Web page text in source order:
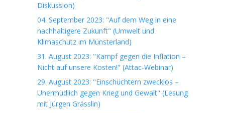
Diskussion)
04. September 2023: "Auf dem Weg in eine
nachhaltigere Zukunft" (Umwelt und
Klimaschutz im Münsterland)
31. August 2023: "Kampf gegen die Inflation –
Nicht auf unsere Kosten!" (Attac-Webinar)
29. August 2023: "Einschüchtern zwecklos –
Unermüdlich gegen Krieg und Gewalt" (Lesung
mit Jürgen Grässlin)